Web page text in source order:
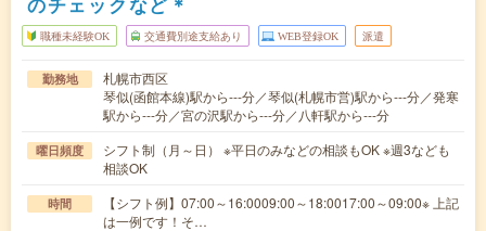
職種未経験OK 交通費別途支給あり WEB登録OK 派遣
勤務地
札幌市西区
琴似(函館本線)駅から---分／琴似(札幌市営)駅から---分／発寒
駅から---分／宮の沢駅から---分／八軒駅から---分
曜日頻度
シフト制（月～日） ※平日のみなどの相談もOK ※週3なども
相談OK
時間
【シフト例】07:00～16:0009:00～18:0017:00～09:00※ 上記
は一例です！そ…